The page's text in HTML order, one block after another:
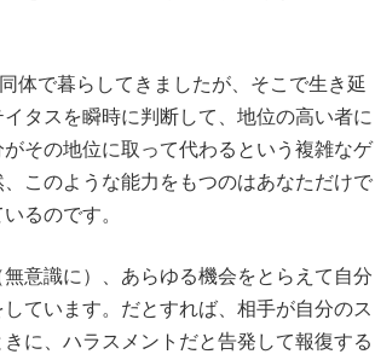
体で暮らしてきましたが、そこで生き延
タスを瞬時に判断して、地位の高い者に
その地位に取って代わるという複雑なゲ
このような能力をもつのはあなただけで
るのです。
意識に）、あらゆる機会をとらえて自分
ています。だとすれば、相手が自分のス
に、ハラスメントだと告発して報復する